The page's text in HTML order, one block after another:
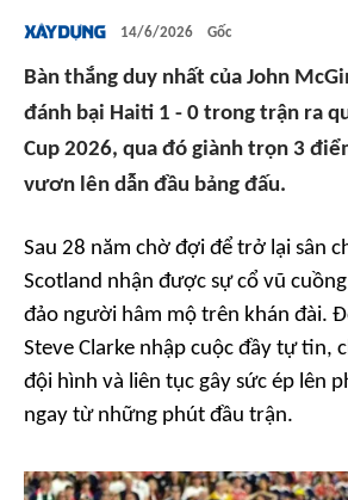
14/6/2026 Gốc
Bàn thắng duy nhất của John
đánh bại Haiti 1 - 0 trong trận ra
Cup 2026, qua đó giành trọn 3
vươn lên dẫn đầu bảng đấu.
Sau 28 năm chờ đợi để trở lại sân
Scotland nhận được sự cổ vũ
đảo người hâm mộ trên khán đài.
Steve Clarke nhập cuộc đầy tự tin,
đội hình và liên tục gây sức ép lên
ngay từ những phút đầu trận.